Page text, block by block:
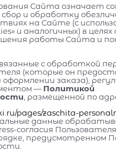
Сайта означает
и обработку
на Сайте (с
и аналогичных) в целях
работы Сайта и
с обработкой
(которые он
заказа),
— Политикой
, размещенной по
pages/zaschita-
данные
согласия Пользователя,
предусмотренном